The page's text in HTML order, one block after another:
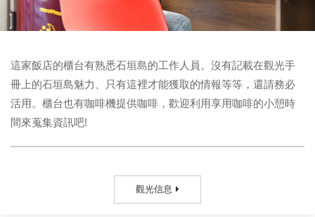
這家飯店的櫃台有熟悉石垣島的工作人員。沒有記載在觀光手
冊上的石垣島魅力、只有這裡才能獲取的情報等等，還請務必
活用。櫃台也有咖啡機提供咖啡，歡迎利用享用咖啡的小憩時
間來蒐集資訊吧!
觀光信息